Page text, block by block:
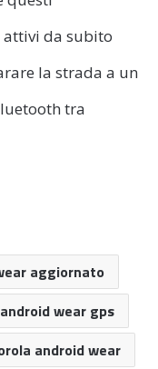
attivi da subito
la strada a un
tra
aggiornato
android wear gps
android wear